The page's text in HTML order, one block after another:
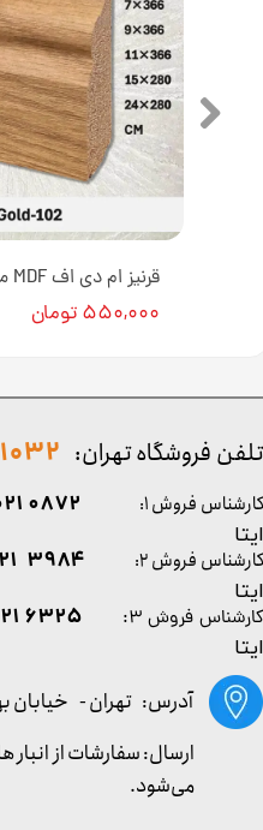
۵۵۰,۰۰۰ تومان
کارشناس فروش ۳: ۶۳۲۵ ۰۲۱ ۰۹۳۶
ایتا
آدرس: تهران - خیابان
تلفن فروشگاه تهران: 1032 2842 - 021
کارشناس فروش ۱: 0872 021 0936
ایتا
کارشناس فروش ۲:
۳۹۸۴ ۰۲۱ ۰۹۳۶
ایتا
ارسال: سفارشات از
می‌شود.